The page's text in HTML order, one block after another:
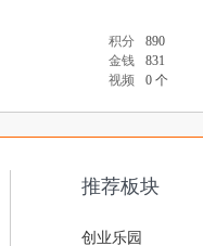
积分
890
金钱
831
视频 0 个
推荐板块
创业乐园